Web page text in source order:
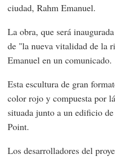
ciudad, Rahm Emanuel.
La obra, que será
de "la nueva vitalidad de la
Emanuel en un comunicado.
Esta escultura de gran
color rojo y compuesta por
situada junto a un edificio
Point.
Los desarrolladores del